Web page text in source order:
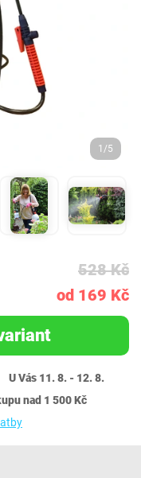
1/5
528 Kč
od 169 Kč
U Vás 11. 8. - 12. 8.
nad 1 500 Kč